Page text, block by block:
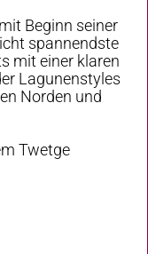
Beginn seiner
spannendste
mit einer klaren
Lagunenstyles
Norden und
Twetge